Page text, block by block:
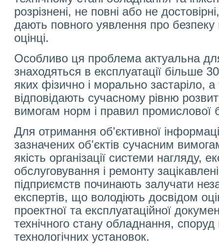
розрізнені, не повні або не
дають повного уявлення про безпеку
оцінці.
Особливо ця проблема актуальна
знаходяться в експлуатації більше
яких фізично і морально застаріло, а
відповідають сучасному рівню
вимогам норм і правил промислової
Для отримання об'єктивної
зазначених об'єктів сучасним
якість організації системи нагляду,
обслуговування і ремонту
підприємств починають залучати
експертів, що володіють досвідом
проектної та експлуатаційної
технічного стану обладнання, споруд
технологічних установок.